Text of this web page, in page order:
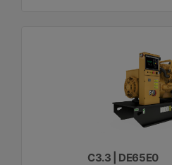
C3.3 | DE65E0